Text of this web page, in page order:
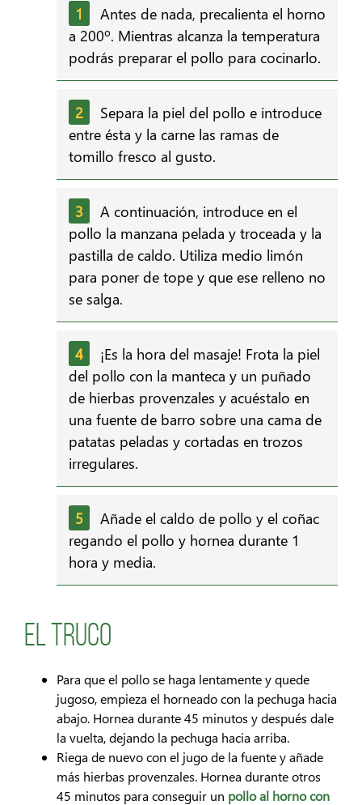
Antes de nada, precalienta el horno
a 200º. Mientras alcanza la temperatura
podrás preparar el pollo para cocinarlo.
Separa la piel del pollo e introduce
entre ésta y la carne las ramas de
tomillo fresco al gusto.
A continuación, introduce en el
pollo la manzana pelada y troceada y la
pastilla de caldo. Utiliza medio limón
para poner de tope y que ese relleno no
se salga.
¡Es la hora del masaje! Frota la piel
del pollo con la manteca y un puñado
de hierbas provenzales y acuéstalo en
una fuente de barro sobre una cama de
patatas peladas y cortadas en trozos
irregulares.
Añade el caldo de pollo y el coñac
regando el pollo y hornea durante 1
hora y media.
El Truco
Para que el pollo se haga lentamente y quede
jugoso, empieza el horneado con la pechuga hacia
abajo. Hornea durante 45 minutos y después dale
la vuelta, dejando la pechuga hacia arriba.
Riega de nuevo con el jugo de la fuente y añade
más hierbas provenzales. Hornea durante otros
45 minutos para conseguir un pollo al horno con